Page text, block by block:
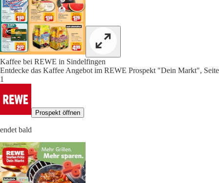
Kaffee bei REWE in Sindelfingen
Entdecke das Kaffee Angebot im REWE Prospekt "Dein Markt", Seite
1
Prospekt öffnen
endet bald